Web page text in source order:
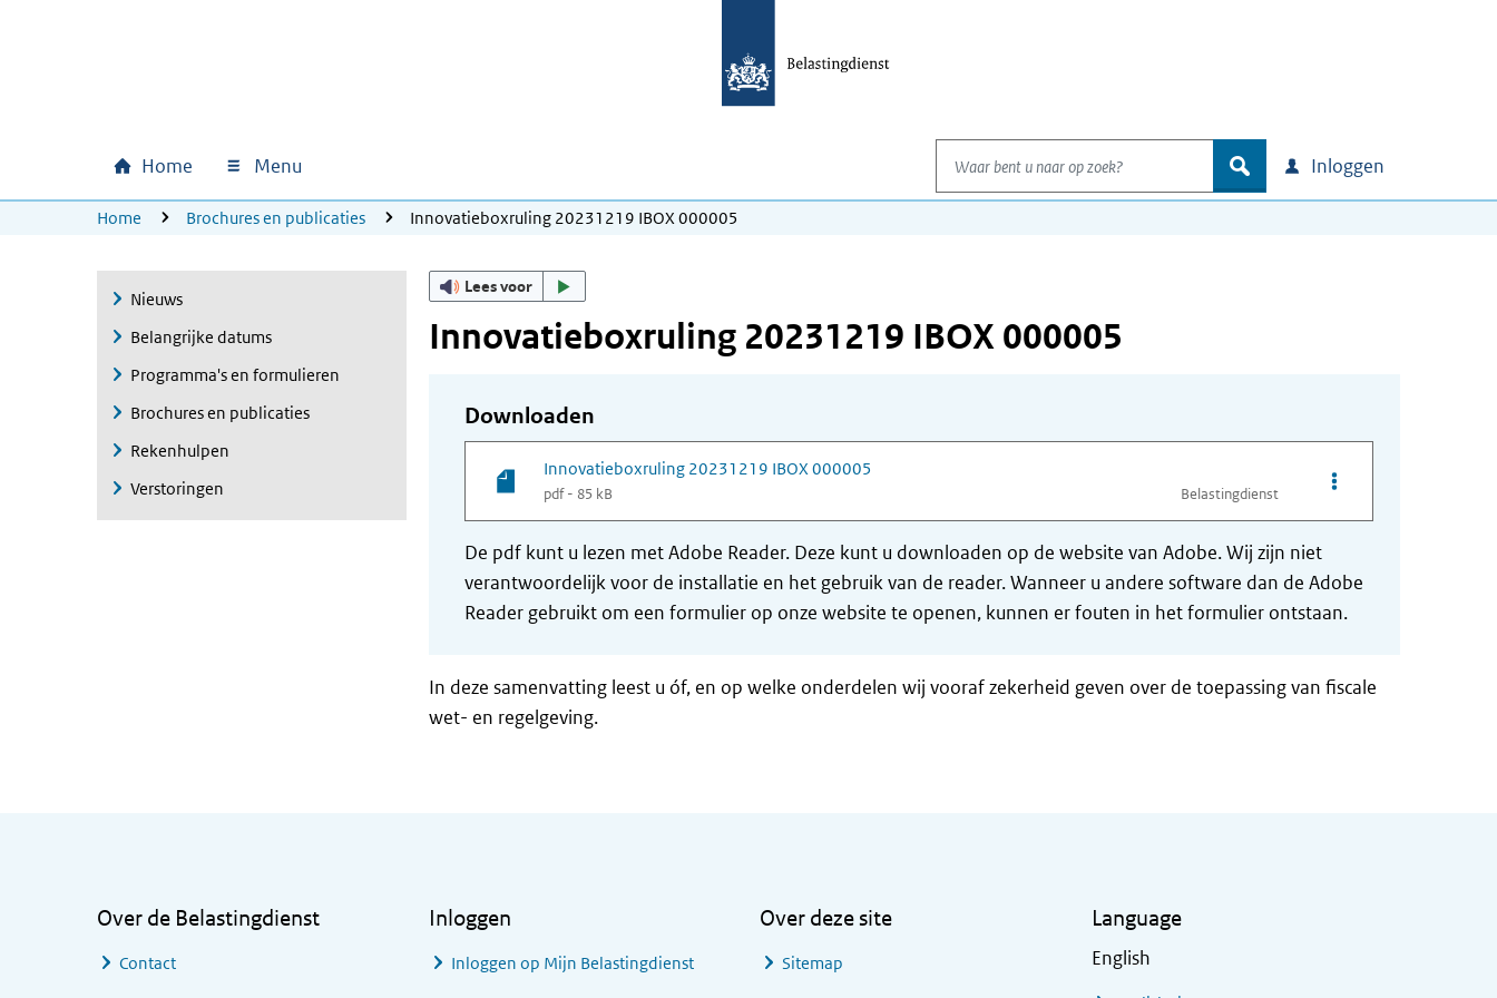
Hoofdnavigatie
Home Menu
Waar bent u naar op zoek?
zoek Inloggen
U bevindt zich hier:
Home Brochures en publicaties Innovatieboxruling 20231219 IBOX 000005
Nieuws
Belangrijke datums
Programma's en formulieren
Brochures en publicaties
Rekenhulpen
Verstoringen
Lees voor
Innovatieboxruling 20231219 IBOX 000005
Downloaden
Innovatieboxruling 20231219 IBOX 000005
pdf - 85 kB Belastingdienst
Opties van bestand
De pdf kunt u lezen met Adobe Reader. Deze kunt u downloaden op de website van Adobe. Wij zijn niet
verantwoordelijk voor de installatie en het gebruik van de reader. Wanneer u andere software dan de Adobe
Reader gebruikt om een formulier op onze website te openen, kunnen er fouten in het formulier ontstaan.
In deze samenvatting leest u óf, en op welke onderdelen wij vooraf zekerheid geven over de toepassing van fiscale
wet- en regelgeving.
Over de Belastingdienst
Contact
Inloggen
Inloggen op Mijn Belastingdienst
Over deze site
Sitemap
Language
English